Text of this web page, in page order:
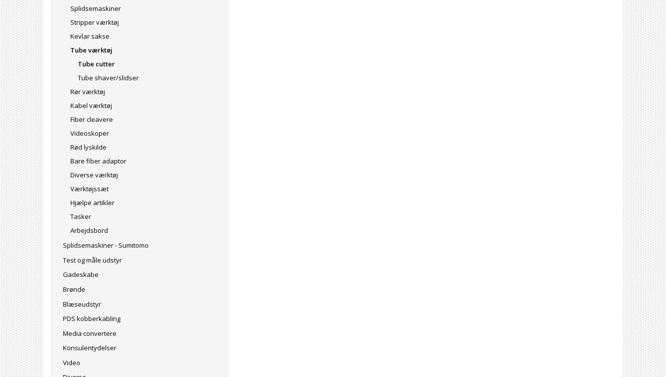
Splidsemaskiner
Stripper værktøj
Kevlar sakse
Tube værktøj
Tube cutter
Tube shaver/slidser
Rør værktøj
Kabel værktøj
Fiber cleavere
Videoskoper
Rød lyskilde
Bare fiber adaptor
Diverse værktøj
Værktøjssæt
Hjælpe artikler
Tasker
Arbejdsbord
Splidsemaskiner - Sumitomo
Test og måle udstyr
Gadeskabe
Brønde
Blæseudstyr
PDS kobberkabling
Media convertere
Konsulentydelser
Video